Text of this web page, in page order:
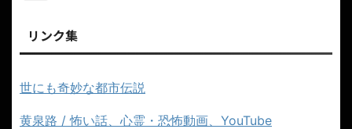
リンク集
世にも奇妙な都市伝説
黄泉路 / 怖い話、心霊・恐怖動画、YouTube